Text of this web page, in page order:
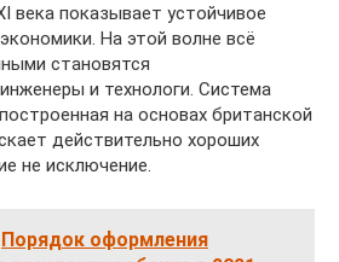
века показывает устойчивое
На этой волне всё
становятся
и технологи. Система
на основах британской
действительно хороших
не исключение.
Порядок оформления